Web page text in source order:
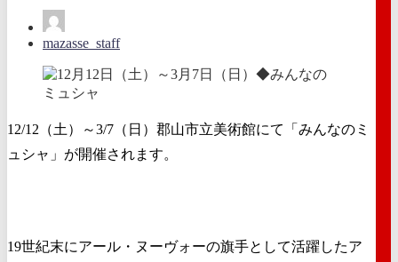
mazasse_staff
12/12（土）～3/7（日）郡山市立美術館にて「みんなのミ
ュシャ」が開催されます。
19世紀末にアール・ヌーヴォーの旗手として活躍したア